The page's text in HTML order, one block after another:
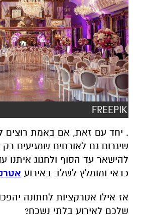
FREEPIK
. יחד עם זאת, אם באמת רוצים
שיגרום גם לאורחים שמגיעים
להישאר עד הסוף ולחגוג איתנו
כדאי ומומלץ לשלב באירוע
אז אילו אטרקציות לחתונה
שלכם לאירוע בלתי נשכח?